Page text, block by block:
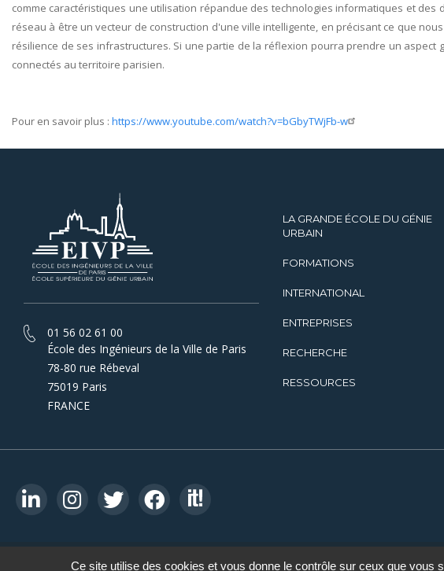
comme caractéristiques une utilisation répandue des technologies informatiques et
réseau à être un vecteur de construction d'une ville intelligente, en précisant ce que
résilience de ses infrastructures. Si une partie de la réflexion pourra prendre un
connectés au territoire parisien.
Pour en savoir plus : https://www.youtube.com/watch?v=bGbyTWjFb-w
01 56 02 61 00
École des Ingénieurs de la Ville de Paris
78-80 rue Rébeval
75019 Paris
FRANCE
LA GRANDE ÉCOLE DU GÉNIE
URBAIN
FORMATIONS
INTERNATIONAL
ENTREPRISES
RECHERCHE
RESSOURCES
Ce site utilise des cookies et vous donne le contrôle sur ceux que vous